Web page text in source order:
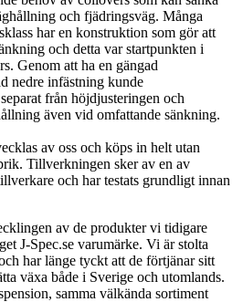
och fjädringsväg. Många
har en konstruktion som gör att
och detta var startpunkten i
Genom att ha en gängad
nedre infästning kunde
från höjdjusteringen och
även vid omfattande sänkning.
av oss och köps in helt utan
Tillverkningen sker av en av
och har testats grundligt innan
av de produkter vi tidigare
J-Spec.se varumärke. Vi är stolta
har länge tyckt att de förtjänar sitt
växa både i Sverige och utomlands.
samma välkända sortiment